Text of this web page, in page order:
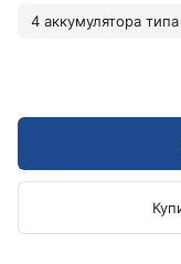
4 аккумулятора